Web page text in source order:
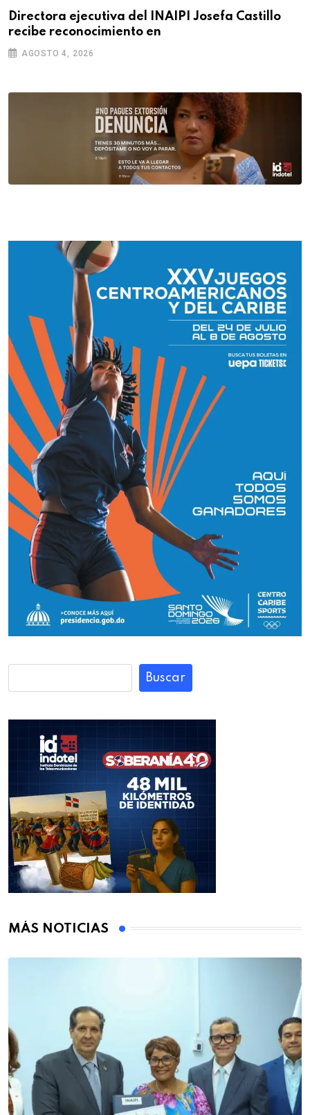
Directora ejecutiva del INAIPI Josefa Castillo
recibe reconocimiento en
AGOSTO 4, 2026
Buscar
MÁS NOTICIAS